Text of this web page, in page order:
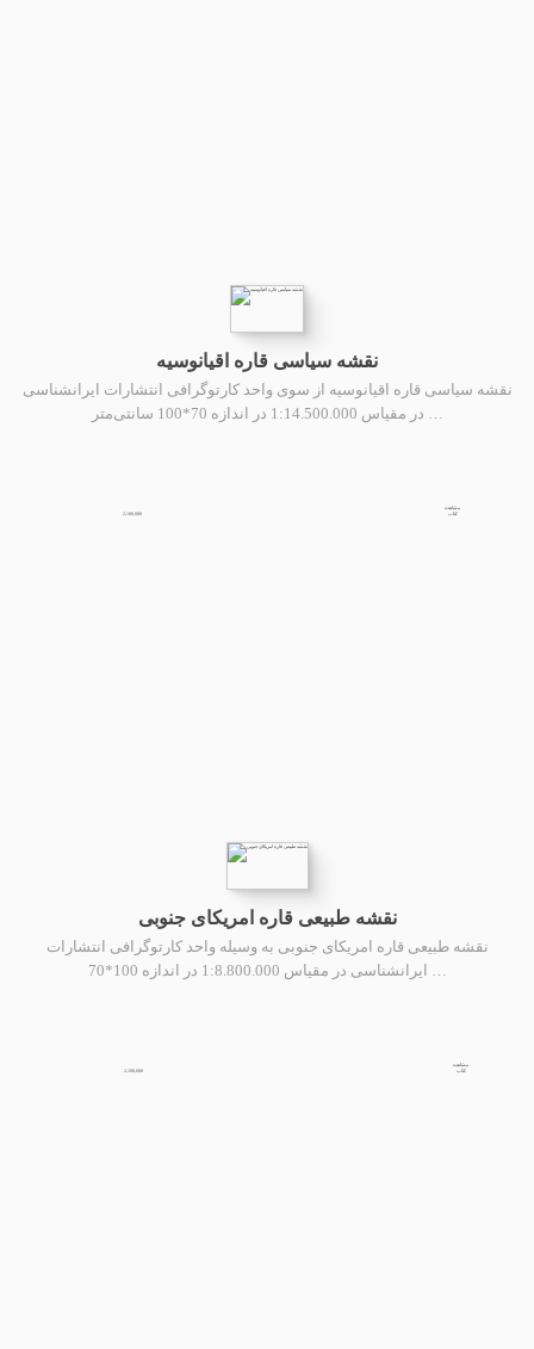
نقشه سیاسی قاره اقیانوسیه
نقشه سیاسی قاره اقیانوسیه از سوی واحد کارتوگرافی انتشارات ایرانشناسی
در مقیاس 1:14.500.000 در اندازه 70*100 سانتی‌متر …
2,100,000
مشاهده
کتاب
نقشه طبیعی قاره امریکای جنوبی
نقشه طبیعی قاره امریکای جنوبی به وسیله واحد کارتوگرافی انتشارات
ایرانشناسی در مقیاس 1:8.800.000 در اندازه 100*70 …
2,100,000
مشاهده
کتاب